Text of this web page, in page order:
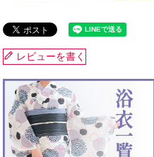
レビューを書く